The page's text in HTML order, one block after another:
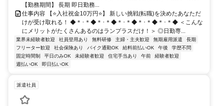
【勤務期間】 長期 即日勤務...
仕事内容 【⭐入社祝金10万円⭐】 新しい挑戦(転職)を決めたあなただ
けが受け取れる！ ◆＊･＊◆＊･＊◆＊･＊◆＊･＊◆＊･＊◆ ＜こんな
にメリットがたくさんあるのはランプラスだけ！＞ ◎日勤専...
業界未経験者歓迎 社員登用あり 無料研修 主婦・主夫歓迎 無期雇用派遣
長期
フリーター歓迎
社会保険あり バイク通勤OK 給料前払いOK 午後
学歴不問
固定時間制
平日のみOK 未経験者歓迎 住宅手当あり 午前
経験者歓迎
週払いOK
即日払いOK
派遣社員